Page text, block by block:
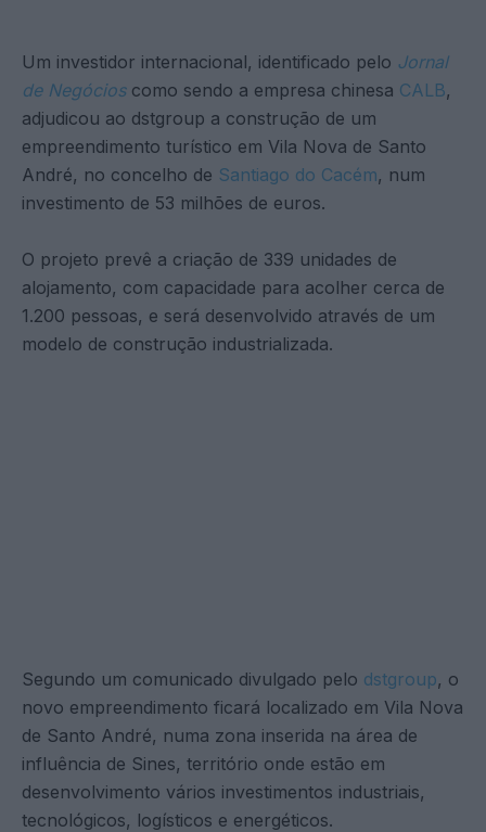
Um investidor internacional, identificado pelo Jornal
de Negócioscomo sendo a empresa chinesa CALB,
adjudicou ao dstgroup a construção de um
empreendimento turístico em Vila Nova de Santo
André, no concelho de Santiago do Cacém, num
investimento de 53 milhões de euros.
O projeto prevê a criação de 339 unidades de
alojamento, com capacidade para acolher cerca de
1.200 pessoas, e será desenvolvido através de um
modelo de construção industrializada.
Segundo um comunicado divulgado pelo dstgroup, o
novo empreendimento ficará localizado em Vila Nova
de Santo André, numa zona inserida na área de
influência de Sines, território onde estão em
desenvolvimento vários investimentos industriais,
tecnológicos, logísticos e energéticos.